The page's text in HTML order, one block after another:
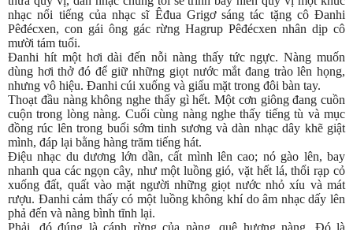
nhạc nổi tiếng của nhạc sĩ Êđua Grigơ sáng tác tặng cô Đanhi
Pêđécxen, con gái ông gác rừng Hagrup Pêđécxen nhân dịp cô
mười tám tuổi.
Đanhi hít một hơi dài đến nỗi nàng thấy tức ngực. Nàng muốn
dùng hơi thở đó để giữ những giọt nước mắt đang trào lên họng,
nhưng vô hiệu. Đanhi cúi xuống và giấu mặt trong đôi bàn tay.
Thoạt đầu nàng không nghe thấy gì hết. Một cơn giông đang cuồn
cuộn trong lòng nàng. Cuối cùng nàng nghe thấy tiếng tù và mục
đồng rúc lên trong buổi sớm tinh sương và dàn nhạc dây khẽ giật
mình, đáp lại bằng hàng trăm tiếng hát.
Điệu nhạc du dương lớn dần, cất mình lên cao; nó gào lên, bay
nhanh qua các ngọn cây, như một luồng gió, vặt hết lá, thổi rạp cỏ
xuống đất, quất vào mặt người những giọt nước nhỏ xíu và mát
rượu. Đanhi cảm thấy có một luồng không khí do âm nhạc dấy lên
phả đến và nàng bình tĩnh lại.